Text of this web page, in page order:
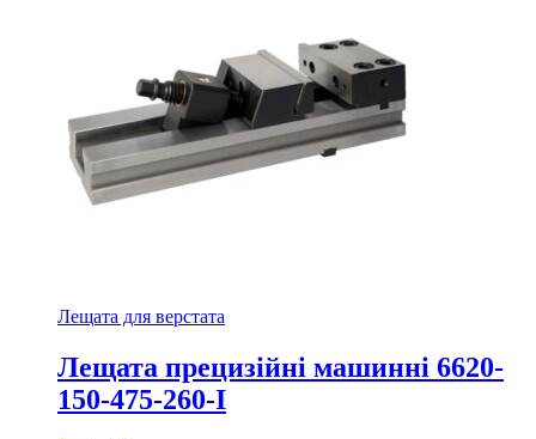
Лещата для верстата
Лещата прецизійні машинні 6620-
150-475-260-I